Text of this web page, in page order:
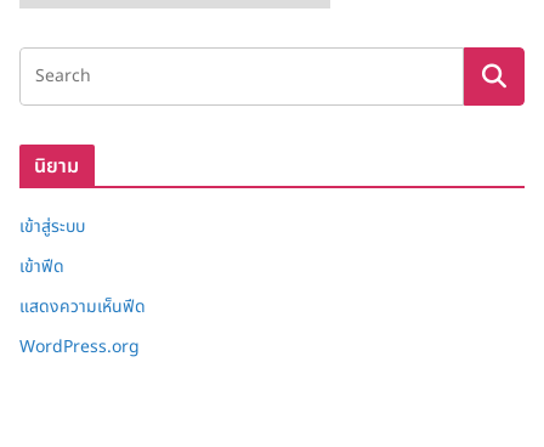
ลั
ง
ก็
นิยาม
เข้าสู่ระบบ
เข้าฟีด
แสดงความเห็นฟีด
WordPress.org